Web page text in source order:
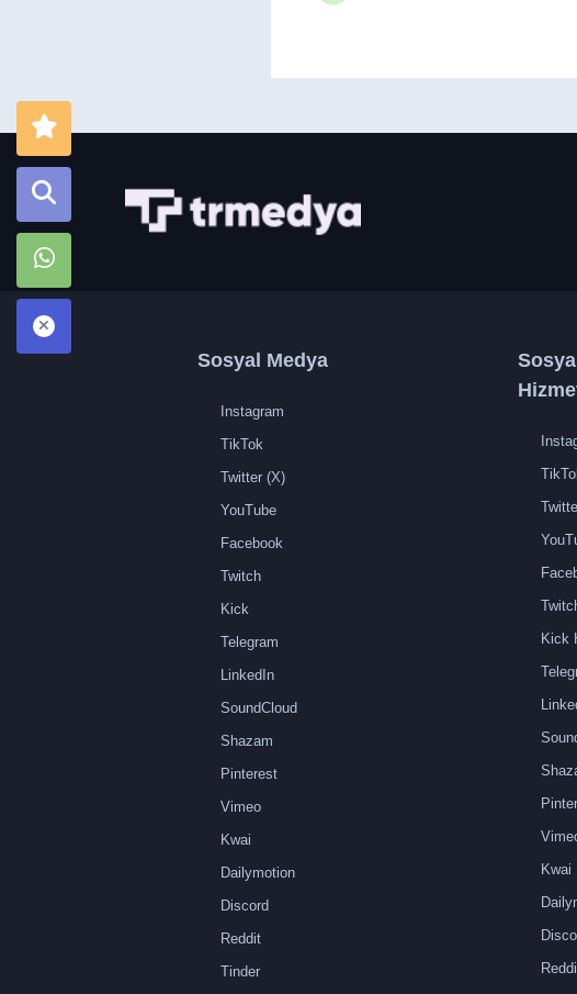
Sosyal Medya
Instagram
TikTok
Twitter (X)
YouTube
Facebook
Twitch
Kick
Telegram
LinkedIn
SoundCloud
Shazam
Pinterest
Vimeo
Kwai
Dailymotion
Discord
Reddit
Tinder
Kick
Kwai